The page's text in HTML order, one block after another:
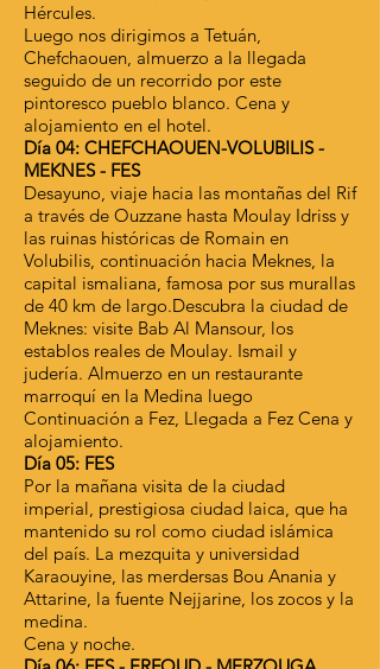
Hércules.
Luego nos dirigimos a Tetuán,
Chefchaouen, almuerzo a la llegada
seguido de un recorrido por este
pintoresco pueblo blanco. Cena y
alojamiento en el hotel.
Día 04: CHEFCHAOUEN-VOLUBILIS -
MEKNES - FES
Desayuno, viaje hacia las montañas del Rif
a través de Ouzzane hasta Moulay Idriss y
las ruinas históricas de Romain en
Volubilis, continuación hacia Meknes, la
capital ismaliana, famosa por sus murallas
de 40 km de largo.Descubra la ciudad de
Meknes: visite Bab Al Mansour, los
establos reales de Moulay. Ismail y
judería. Almuerzo en un restaurante
marroquí en la Medina luego
Continuación a Fez, Llegada a Fez Cena y
alojamiento.
Día 05: FES
Por la mañana visita de la ciudad
imperial, prestigiosa ciudad laica, que ha
mantenido su rol como ciudad islámica
del país. La mezquita y universidad
Karaouyine, las merdersas Bou Anania y
Attarine, la fuente Nejjarine, los zocos y la
medina.
Cena y noche.